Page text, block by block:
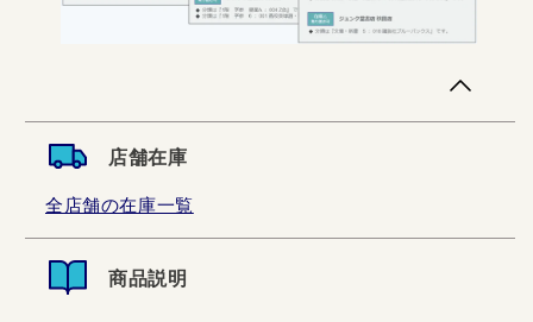
店舗在庫
全店舗の在庫一覧
商品説明